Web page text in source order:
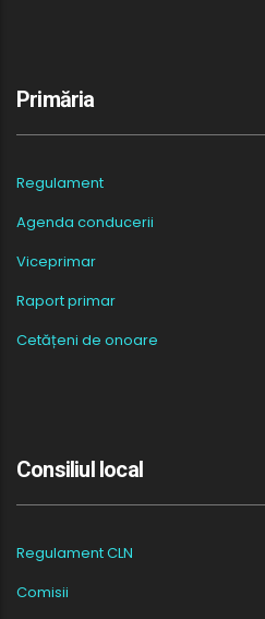
Primăria
Regulament
Agenda conducerii
Viceprimar
Raport primar
Cetățeni de onoare
Consiliul local
Regulament CLN
Comisii